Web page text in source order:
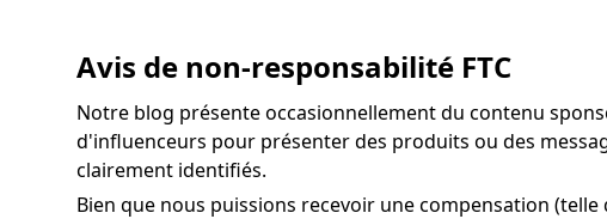
Avis de non-responsabilité FTC
Notre blog présente occasionnellement du contenu
d'influenceurs pour présenter des produits ou des
clairement identifiés.
Bien que nous puissions recevoir une compensation